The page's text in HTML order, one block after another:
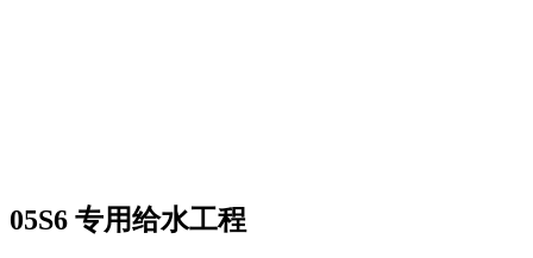
05S6 专用给水工程